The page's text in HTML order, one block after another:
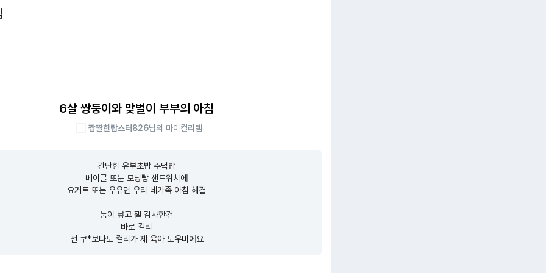
6살 쌍둥이와 맞벌이 부부의 아침
짭짤한랍스터826님의 마이컬리템
간단한 유부초밥 주먹밥
베이글 또눈 모닝빵 샌드위치에
요거트 또는 우유면 우리 네가족 아침 해결
둥이 낳고 젤 감사한건
바로 컬리
전 쿠*보다도 컬리가 제 육아 도우미에요